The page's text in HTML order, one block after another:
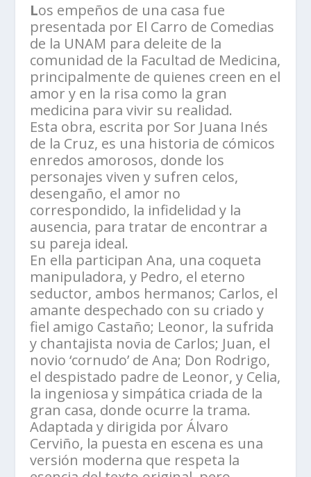
Los empeños de una casa fue
presentada por El Carro de Comedias
de la UNAM para deleite de la
comunidad de la Facultad de Medicina,
principalmente de quienes creen en el
amor y en la risa como la gran
medicina para vivir su realidad.
Esta obra, escrita por Sor Juana Inés
de la Cruz, es una historia de cómicos
enredos amorosos, donde los
personajes viven y sufren celos,
desengaño, el amor no
correspondido, la infidelidad y la
ausencia, para tratar de encontrar a
su pareja ideal.
En ella participan Ana, una coqueta
manipuladora, y Pedro, el eterno
seductor, ambos hermanos; Carlos, el
amante despechado con su criado y
fiel amigo Castaño; Leonor, la sufrida
y chantajista novia de Carlos; Juan, el
novio ‘cornudo’ de Ana; Don Rodrigo,
el despistado padre de Leonor, y Celia,
la ingeniosa y simpática criada de la
gran casa, donde ocurre la trama.
Adaptada y dirigida por Álvaro
Cerviño, la puesta en escena es una
versión moderna que respeta la